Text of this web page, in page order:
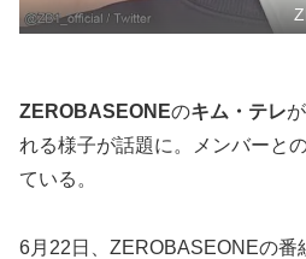
ZEROBASEONEのキム・テレ
れる様子が話題に。メンバーと
ている。
6月22日、ZEROBASEONEの番